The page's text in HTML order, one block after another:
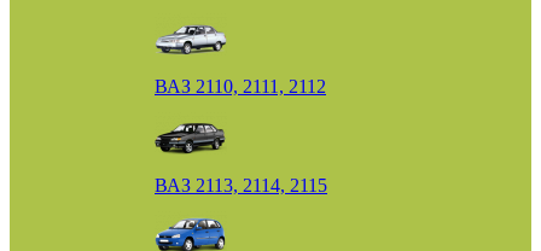
ВАЗ 2110, 2111, 2112
ВАЗ 2113, 2114, 2115